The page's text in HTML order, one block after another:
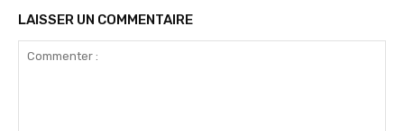
LAISSER UN COMMENTAIRE